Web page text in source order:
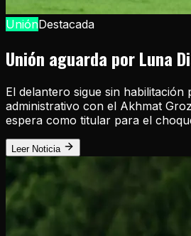
UniónDestacada
Unión aguarda por Luna
El delantero sigue sin
administrativo con el Akhmat
espera como titular para el
Leer Noticia